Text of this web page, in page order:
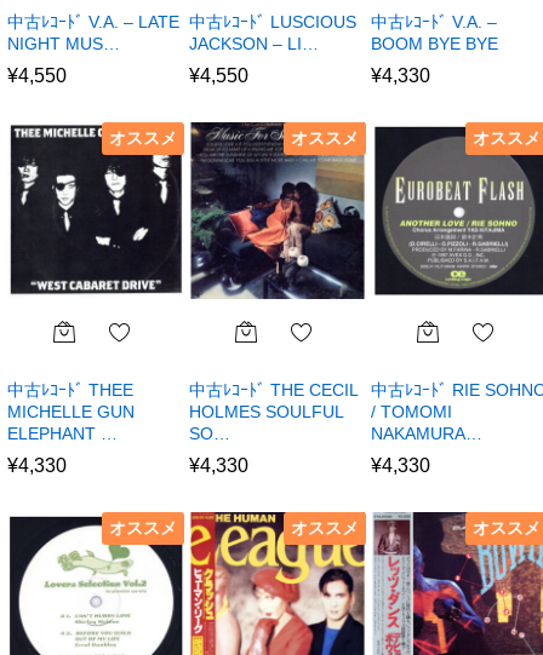
中古ﾚｺｰﾄﾞ V.A. – LATE
NIGHT MUS…
¥4,550
中古ﾚｺｰﾄﾞ LUSCIOUS
JACKSON – LI…
¥4,550
中古ﾚｺｰﾄﾞ V.A. –
BOOM BYE BYE
¥4,330
オススメ
中古ﾚｺｰﾄﾞ THEE
MICHELLE GUN
ELEPHANT …
¥4,330
オススメ
中古ﾚｺｰﾄﾞ THE CECIL
HOLMES SOULFUL
SO…
¥4,330
オススメ
中古ﾚｺｰﾄﾞ RIE
/ TOMOMI
NAKAMURA…
¥4,330
オススメ オススメ オススメ